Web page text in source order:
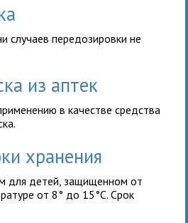
случаев передозировки не
из аптек
в качестве средства
хранения
для детей, защищенном от
от 8° до 15°С. Срок